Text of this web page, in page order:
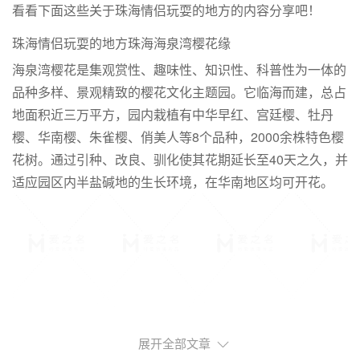
看看下面这些关于珠海情侣玩耍的地方的内容分享吧！
珠海情侣玩耍的地方珠海海泉湾樱花缘
海泉湾樱花是集观赏性、趣味性、知识性、科普性为一体的
品种多样、景观精致的樱花文化主题园。它临海而建，总占
地面积近三万平方，园内栽植有中华早红、宫廷樱、牡丹
樱、华南樱、朱雀樱、俏美人等8个品种，2000余株特色樱
花树。通过引种、改良、驯化使其花期延长至40天之久，并
适应园区内半盐碱地的生长环境，在华南地区均可开花。
展开全部文章